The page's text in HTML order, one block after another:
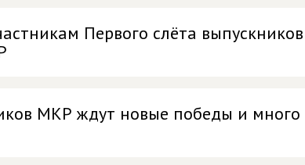
Первого слёта выпускников
МКР ждут новые победы и много